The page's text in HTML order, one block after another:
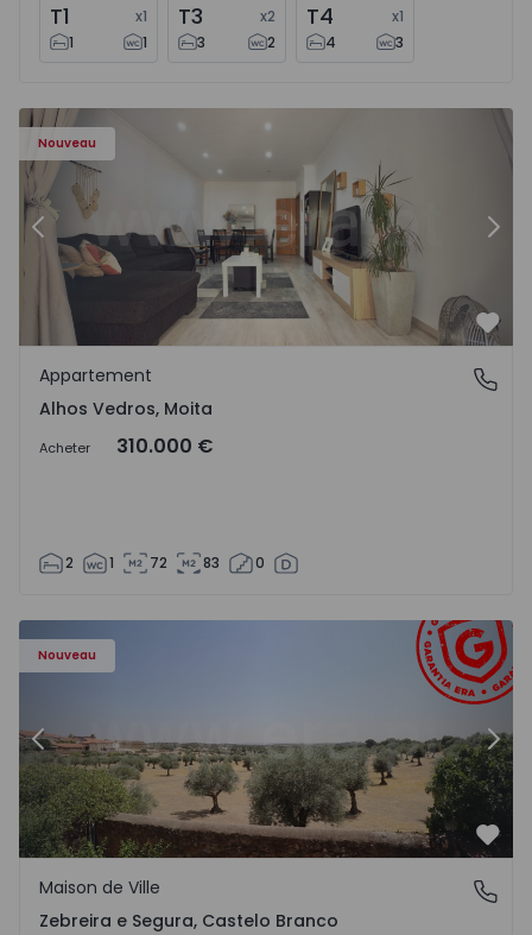
T1 x1
1
1
T3 x2
3
2
T4 x1
4
3
Nouveau
Appartement T2 Moita, Alhos Vedros - 1572464 - 1
Précédent
Alhos Vedros, Moita
Appartement
Alhos Vedros, Moita
Acheter 310.000 €
2 1 72 83 0
Nouveau
- 43
Maison de Ville T4 Idanha-a-Nova, Zebreira e Segura -
Précédent
Zebreira e Segura, Castelo Branco
Maison de Ville
Zebreira e Segura, Castelo Branco